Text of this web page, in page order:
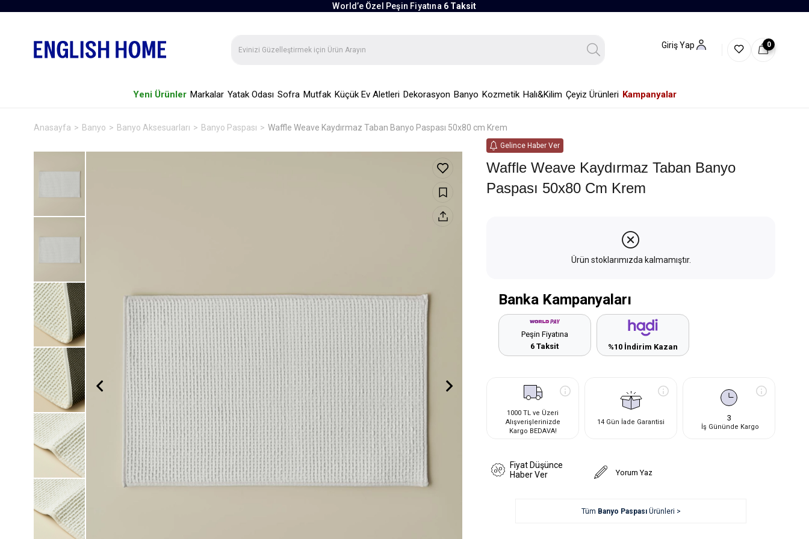
World’e Özel Peşin Fiyatına 6 Taksit
Giriş Yap 0
Yeni Ürünler Markalar Yatak Odası Sofra Mutfak Küçük Ev Aletleri Dekorasyon Banyo Kozmetik Halı&Kilim Çeyiz Ürünleri Kampanyalar
Anasayfa Banyo Banyo Aksesuarları Banyo Paspası Waffle Weave Kaydırmaz Taban Banyo Paspası 50x80 cm Krem
Gelince Haber Ver
Waffle Weave Kaydırmaz Taban Banyo
Paspası 50x80 Cm Krem
Ürün stoklarımızda kalmamıştır.
Banka Kampanyaları
Peşin Fiyatına
6 Taksit
%10 İndirim Kazan
1000 TL ve Üzeri
Alışverişlerinizde
Kargo BEDAVA!
14 Gün İade Garantisi 3
İş Gününde Kargo
Fiyat Düşünce
Haber Ver
Yorum Yaz
Tüm Banyo PaspasıÜrünleri >